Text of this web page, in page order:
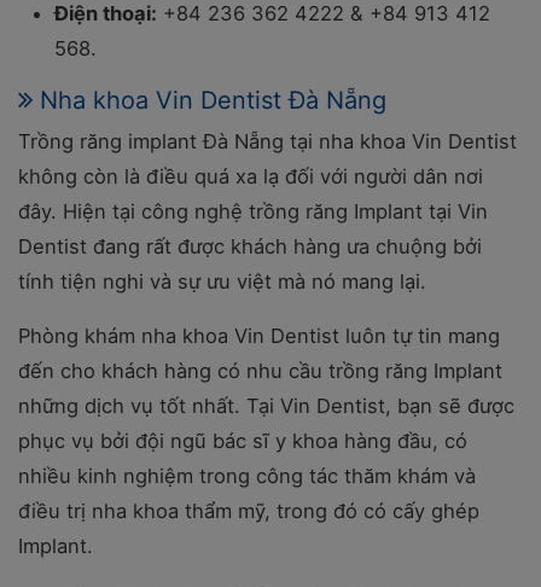
Điện thoại: +84 236 362 4222 & +84 913 412
568.
Nha khoa Vin Dentist Đà Nẵng
Trồng răng implant Đà Nẵng tại nha khoa Vin Dentist
không còn là điều quá xa lạ đối với người dân nơi
đây. Hiện tại công nghệ trồng răng Implant tại Vin
Dentist đang rất được khách hàng ưa chuộng bởi
tính tiện nghi và sự ưu việt mà nó mang lại.
Phòng khám nha khoa Vin Dentist luôn tự tin mang
đến cho khách hàng có nhu cầu trồng răng Implant
những dịch vụ tốt nhất. Tại Vin Dentist, bạn sẽ được
phục vụ bởi đội ngũ bác sĩ y khoa hàng đầu, có
nhiều kinh nghiệm trong công tác thăm khám và
điều trị nha khoa thẩm mỹ, trong đó có cấy ghép
Implant.